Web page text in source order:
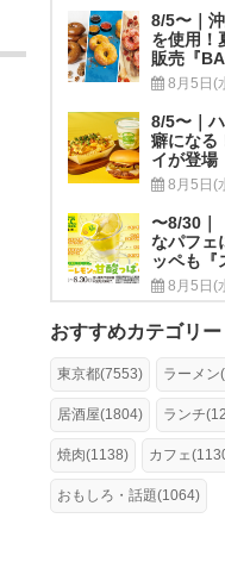
8/5〜｜
を使用！
販売『
8月5日(
8/5〜｜
癖になる
イが登場
8月5日(
〜8/30｜
なパフェ
ッペも『
8月5日(
おすすめカテゴリー
東京都(7553) ラーメン
居酒屋(1804) ランチ
焼肉(1138) カフェ
おもしろ・話題(1064)